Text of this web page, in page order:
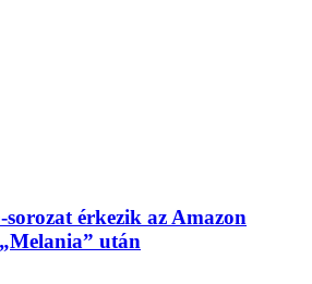
érkezik az Amazon
után